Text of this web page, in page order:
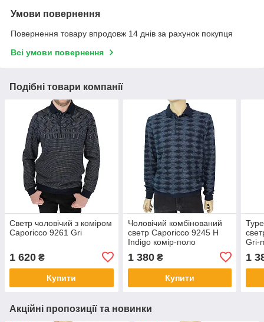
Умови повернення
Повернення товару впродовж 14 днів за рахунок покупця
Всі умови повернення
Подібні товари компанії
Светр чоловічий з коміром
Caporicco 9261 Gri
1 620 ₴
Купити
Чоловічий комбінований
светр Caporicco 9245 H
Indigo комір-поло
1 380₴
Купити
Gri-
1
Акційні пропозиції та новинки